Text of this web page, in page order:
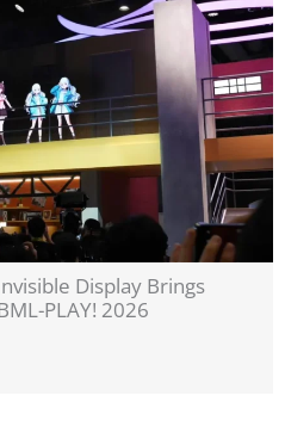
Technology Brings
MUXWAVE